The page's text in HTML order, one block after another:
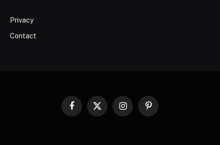
Privacy
Contact
Facebook
X
InstagramPinterest